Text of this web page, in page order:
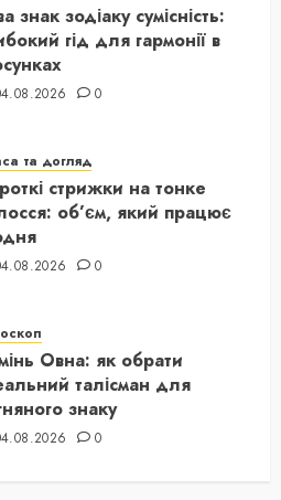
знак зодіаку сумісність:
гід для гармонії в
0
та догляд
стрижки на тонке
об’єм, який працює
0
Овна: як обрати
талісман для
знаку
0